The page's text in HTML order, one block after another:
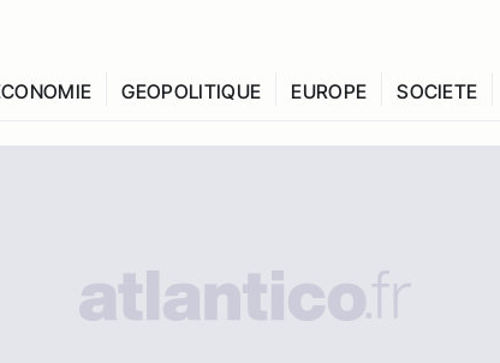
GEOPOLITIQUE EUROPE SOCIETE